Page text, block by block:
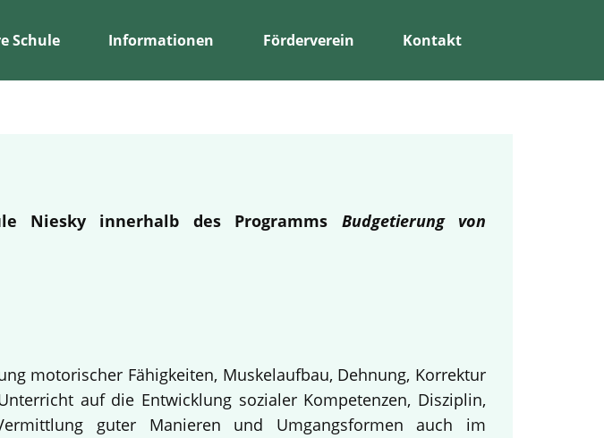
Schule Informationen Förderverein Kontakt
Niesky innerhalb des Programms Budgetierung von
motorischer Fähigkeiten, Muskelaufbau, Dehnung, Korrektur
auf die Entwicklung sozialer Kompetenzen, Disziplin,
guter Manieren und Umgangsformen auch im